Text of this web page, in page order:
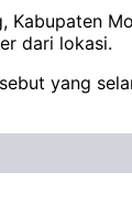
Kabupaten
dari lokasi.
yang